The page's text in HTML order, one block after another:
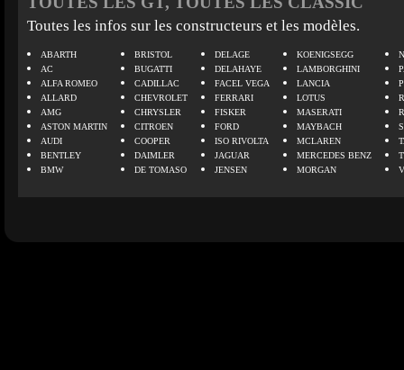
Toutes les infos sur les constructeurs et les modèles.
ABARTH
AC
ALFA ROMEO
ALLARD
AMG
ASTON MARTIN
AUDI
BENTLEY
BMW
BRISTOL
BUGATTI
CADILLAC
CHEVROLET
CHRYSLER
CITROEN
COOPER
DAIMLER
DE TOMASO
DELAGE
DELAHAYE
FACEL VEGA
FERRARI
FISKER
FORD
ISO RIVOLTA
JAGUAR
JENSEN
KOENIGSEGG
LAMBORGHINI
LANCIA
LOTUS
MASERATI
MAYBACH
MCLAREN
MERCEDES BENZ
MORGAN